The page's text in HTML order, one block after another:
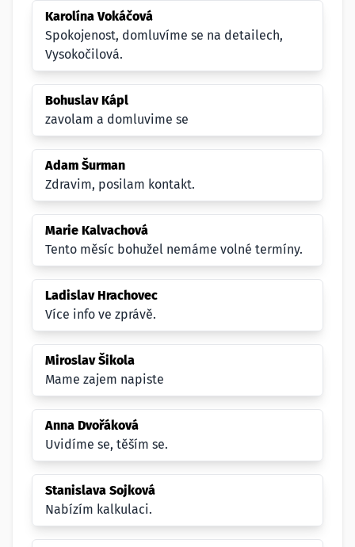
Karolína Vokáčová
Spokojenost, domluvíme se na detailech,
Vysokočilová.
Bohuslav Kápl
zavolam a domluvime se
Adam Šurman
Zdravim, posilam kontakt.
Marie Kalvachová
Tento měsíc bohužel nemáme volné termíny.
Ladislav Hrachovec
Více info ve zprávě.
Miroslav Šikola
Mame zajem napiste
Anna Dvořáková
Uvidíme se, těším se.
Stanislava Sojková
Nabízím kalkulaci.